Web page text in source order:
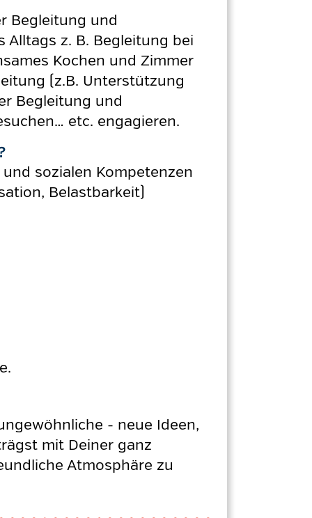
Begleitung und
z. B. Begleitung bei
Kochen und Zimmer
(z.B. Unterstützung
Begleitung und
etc. engagieren.
sozialen Kompetenzen
Belastbarkeit)
.
- neue Ideen,
mit Deiner ganz
Atmosphäre zu